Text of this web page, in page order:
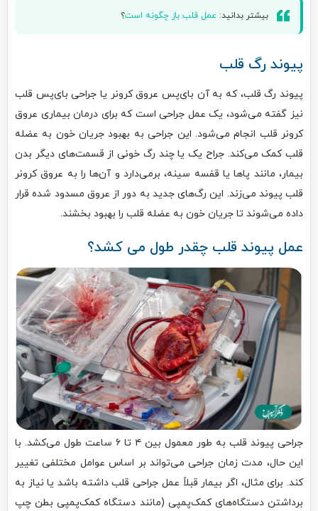
بیشتر بدانید: عمل قلب باز چگونه است؟
پیوند رگ قلب
پیوند رگ قلب، که به آن بای‌پس عروق کرونر یا جراحی بای‌پس قلب
نیز گفته می‌شود، یک عمل جراحی است که برای درمان بیماری عروق
کرونر قلب انجام می‌شود. این جراحی به بهبود جریان خون به عضله
قلب کمک می‌کند. جراح یک یا چند رگ خونی از قسمت‌های دیگر بدن
بیمار، مانند پاها یا قفسه سینه، برمی‌دارد و آن‌ها را به عروق کرونر
قلب پیوند می‌زند. این رگ‌های جدید به دور از عروق مسدود شده قرار
داده می‌شوند تا جریان خون به عضله قلب را بهبود بخشند.
عمل پیوند قلب چقدر طول می کشد؟
جراحی پیوند قلب به طور معمول بین ۴ تا ۶ ساعت طول می‌کشد. با
این حال، مدت زمان جراحی می‌تواند بر اساس عوامل مختلفی تغییر
کند. برای مثال، اگر بیمار قبلاً عمل جراحی قلب داشته باشد یا نیاز به
برداشتن دستگاه‌های کمک‌پمپی (مانند دستگاه کمک‌پمپی بطن چپ